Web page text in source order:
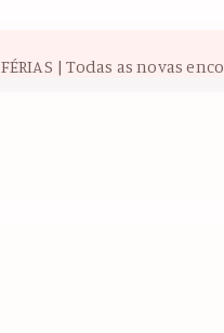
FÉRIAS | Todas as novas